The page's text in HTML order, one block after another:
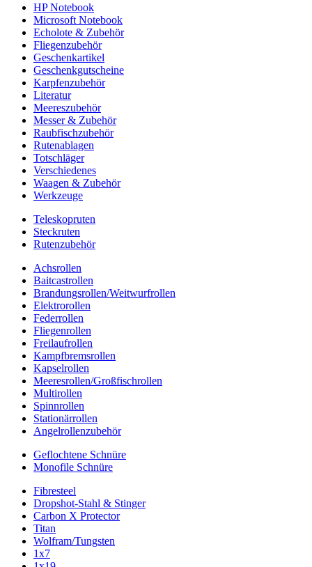
HP Notebook
Microsoft Notebook
Echolote & Zubehör
Fliegenzubehör
Geschenkartikel
Geschenkgutscheine
Karpfenzubehör
Literatur
Meereszubehör
Messer & Zubehör
Raubfischzubehör
Rutenablagen
Totschläger
Verschiedenes
Waagen & Zubehör
Werkzeuge
Teleskopruten
Steckruten
Rutenzubehör
Achsrollen
Baitcastrollen
Brandungsrollen/Weitwurfrollen
Elektrorollen
Federrollen
Fliegenrollen
Freilaufrollen
Kampfbremsrollen
Kapselrollen
Meeresrollen/Großfischrollen
Multirollen
Spinnrollen
Stationärrollen
Angelrollenzubehör
Geflochtene Schnüre
Monofile Schnüre
Fibresteel
Dropshot-Stahl & Stinger
Carbon X Protector
Titan
Wolfram/Tungsten
1x7